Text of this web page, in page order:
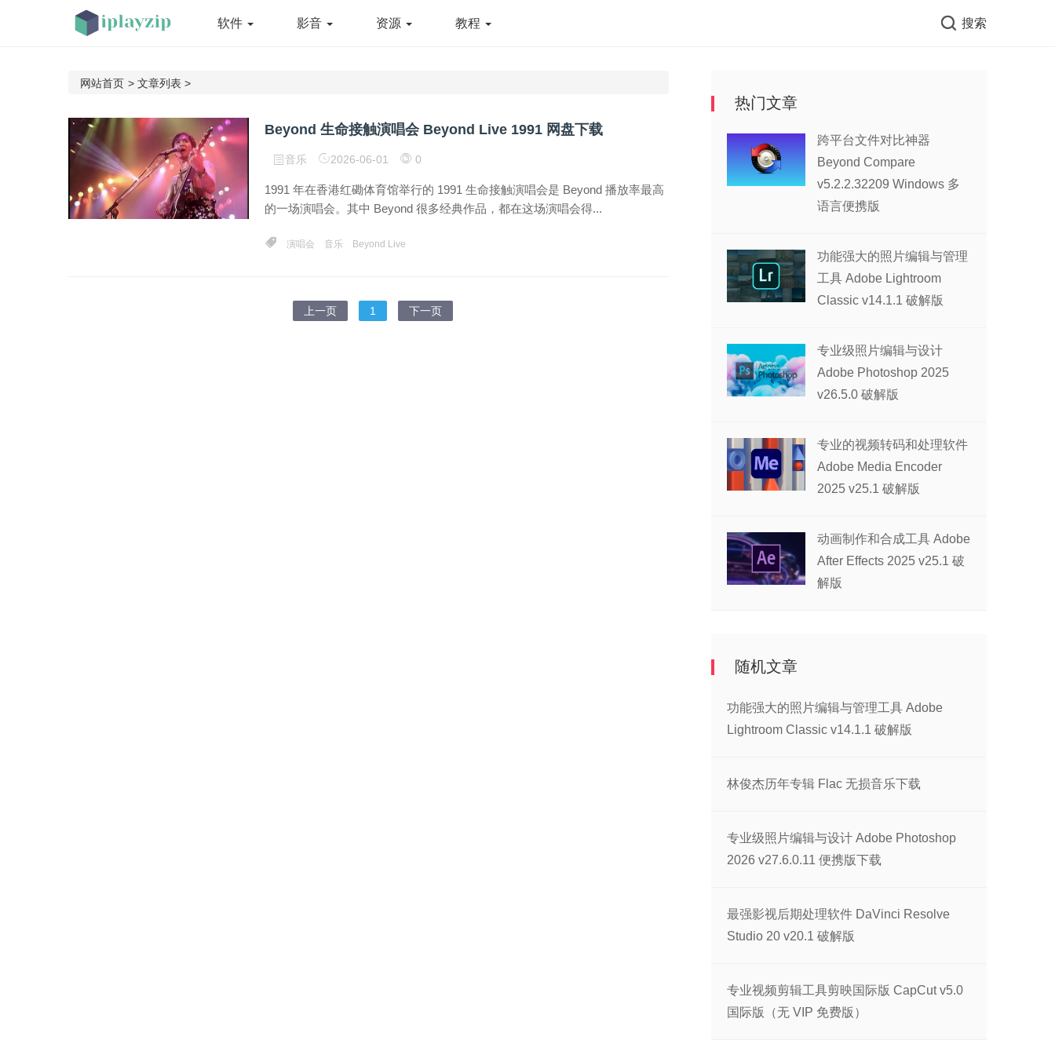
软件 影音 资源 教程 搜索
网站首页 > 文章列表 >
Beyond 生命接触演唱会 Beyond Live 1991 网盘下载
音乐 2026-06-01 0
1991 年在香港红磡体育馆举行的 1991 生命接触演唱会是 Beyond 播放率最高
的一场演唱会。其中 Beyond 很多经典作品，都在这场演唱会得...
演唱会 音乐 Beyond Live
上一页 1 下一页
热门文章
跨平台文件对比神器
Beyond Compare
v5.2.2.32209 Windows 多
语言便携版
功能强大的照片编辑与管理
工具 Adobe Lightroom
Classic v14.1.1 破解版
专业级照片编辑与设计
Adobe Photoshop 2025
v26.5.0 破解版
专业的视频转码和处理软件
Adobe Media Encoder
2025 v25.1 破解版
动画制作和合成工具 Adobe
After Effects 2025 v25.1 破
解版
随机文章
功能强大的照片编辑与管理工具 Adobe
Lightroom Classic v14.1.1 破解版
林俊杰历年专辑 Flac 无损音乐下载
专业级照片编辑与设计 Adobe Photoshop
2026 v27.6.0.11 便携版下载
最强影视后期处理软件 DaVinci Resolve
Studio 20 v20.1 破解版
专业视频剪辑工具剪映国际版 CapCut v5.0
国际版（无 VIP 免费版）